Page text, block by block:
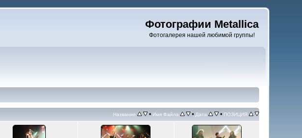
Фотографии Metallica
Фотогалерея нашей любимой группы!
Название • Имя Файла • Дата • ПОЗИЦИЯ